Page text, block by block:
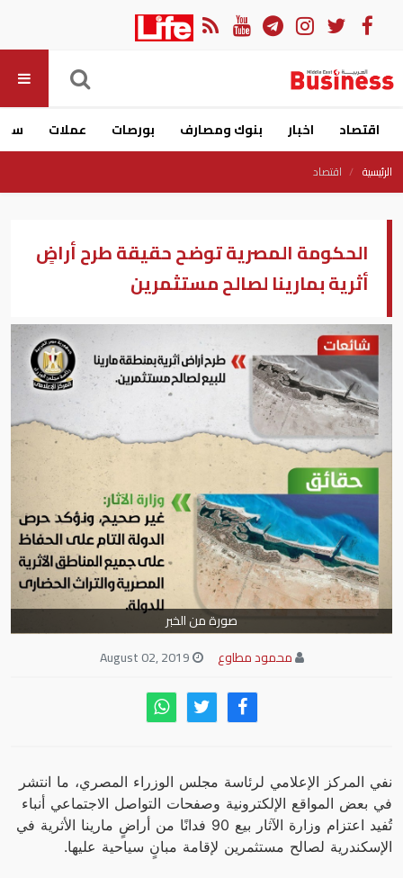
اقتصاد اخبار بنوك ومصارف بورصات عملات
الرئيسية اقتصاد
الحكومة المصرية توضح حقيقة طرح أراضٍ
أثرية بمارينا لصالح مستثمرين
صورة من الخبر
محمود مطاوع
نفي المركز الإعلامي لرئاسة مجلس الوزراء المصري، ما انتشر
في بعض المواقع الإلكترونية وصفحات التواصل الاجتماعي أنباء
تُفيد اعتزام وزارة الآثار بيع 90 فدانًا من أراضٍ مارينا الأثرية في
الإسكندرية لصالح مستثمرين لإقامة مبانٍ سياحية عليها.